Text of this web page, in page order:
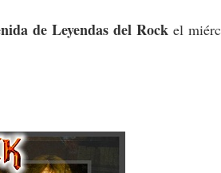
de Leyendas del Rock el